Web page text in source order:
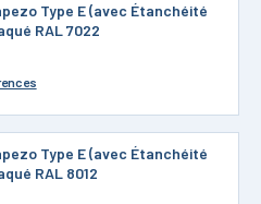
Type E (avec Étanchéité
RAL 7022
Type E (avec Étanchéité
RAL 8012